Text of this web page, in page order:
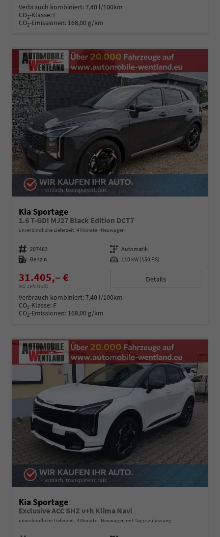
Verbrauch kombiniert:7,40 l/100km
CO2-Klasse: F
CO2-Emissionen: 168,00 g/km
Kia Sportage
1.6 T-GDI MJ27 Black Edition DCT7
unverbindliche Lieferzeit: 4 Monate Neuwagen
Fahrzeugnummer 207463 Getriebe Automatik
Kraftstoff Benzin Leistung 110 kW (150 PS)
31.405,– €
incl. 19% MwSt.
Details
Verbrauch kombiniert:7,40 l/100km
CO2-Klasse: F
CO2-Emissionen: 168,00 g/km
Kia Sportage
Exclusive ACC SHZ v+h Klima Navi
unverbindliche Lieferzeit: 4 Monate Neuwagen mit Tageszulassung